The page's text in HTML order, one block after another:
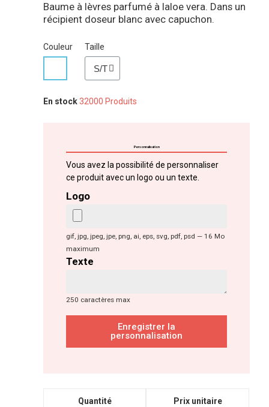
Baume à lèvres parfumé à laloe vera. Dans un
récipient doseur blanc avec capuchon.
Couleur Taille
En stock 32000 Produits
Personnalisation
Vous avez la possibilité de personnaliser
ce produit avec un logo ou un texte.
Logo
gif, jpg, jpeg, jpe, png, ai, eps, svg, pdf, psd — 16 Mo
maximum
Texte
250 caractères max
Enregistrer la
personnalisation
Quantité Prix unitaire